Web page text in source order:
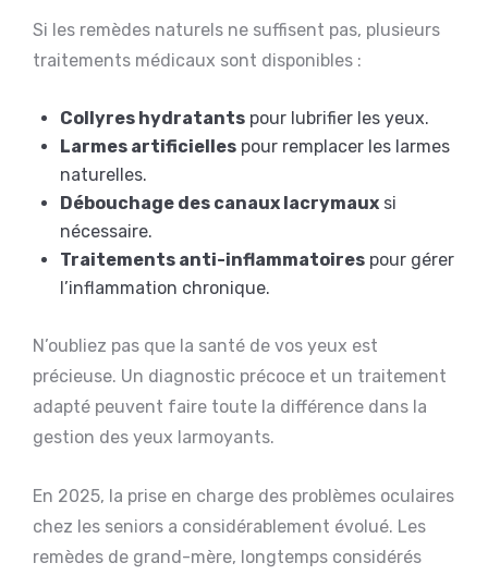
Si les remèdes naturels ne suffisent pas, plusieurs
traitements médicaux sont disponibles :
Collyres hydratants pour lubrifier les yeux.
Larmes artificielles pour remplacer les larmes
naturelles.
Débouchage des canaux lacrymaux si
nécessaire.
Traitements anti-inflammatoires pour gérer
l’inflammation chronique.
N’oubliez pas que la santé de vos yeux est
précieuse. Un diagnostic précoce et un traitement
adapté peuvent faire toute la différence dans la
gestion des yeux larmoyants.
En 2025, la prise en charge des problèmes oculaires
chez les seniors a considérablement évolué. Les
remèdes de grand-mère, longtemps considérés